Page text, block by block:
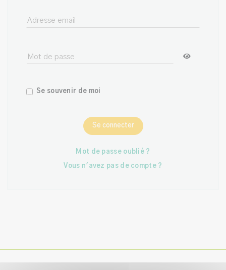
Se souvenir de moi
Se connecter
Mot de passe oublié ?
Vous n'avez pas de compte ?